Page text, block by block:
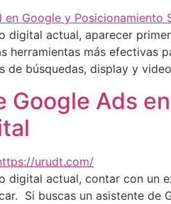
digital actual, aparecer
herramientas más efectivas
de búsquedas, display y
Google Ads
digital actual, contar con un
Si buscas un asistente de